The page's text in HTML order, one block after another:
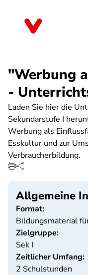
"Werbung
-
Laden Sie hier die
Sekundarstufe I
Werbung als
Esskultur und zur
Verbraucherbildung.
Allgemeine
Format:
Bildungsmaterial
Zielgruppe:
Sek I
Zeitlicher Umfang:
2 Schulstunden